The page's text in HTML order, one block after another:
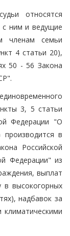
относятся
с ним и ведущие
членам семьи
4 статьи 20),
50 - 56 Закона
3, 5 статьи
Федерации "О
производится в
Российской
Федерации" из
выплат
высокогорных
надбавок за